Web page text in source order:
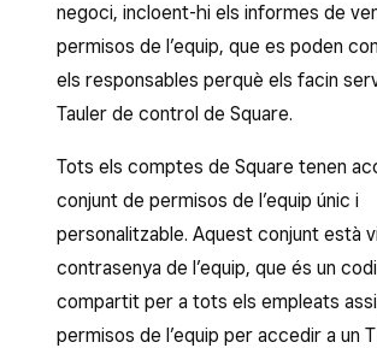
negoci, incloent-hi els informes de
permisos de l’equip, que es poden
els responsables perquè els facin
Tauler de control de Square.
Tots els comptes de Square tenen
conjunt de permisos de l’equip únic i
personalitzable. Aquest conjunt està
contrasenya de l’equip, que és un
compartit per a tots els empleats
permisos de l’equip per accedir a un